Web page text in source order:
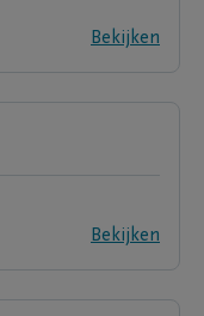
Bekijken
Bekijken